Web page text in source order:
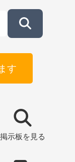
す
掲示板 を見る